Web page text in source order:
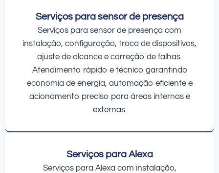
Serviços para sensor de presença
Serviços para sensor de presença com
instalação, configuração, troca de dispositivos,
ajuste de alcance e correção de falhas.
Atendimento rápido e técnico garantindo
economia de energia, automação eficiente e
acionamento preciso para áreas internas e
externas.
Serviços para Alexa
Serviços para Alexa com instalação,